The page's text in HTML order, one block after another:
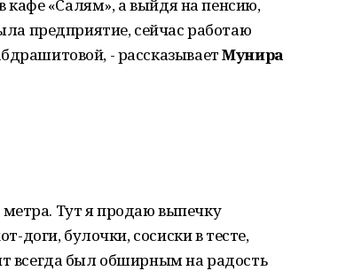
кафе «Салям», а выйдя на пенсию,
предприятие, сейчас работаю
- рассказываетМунира
метра. Тут я продаю выпечку
доги, булочки, сосиски в тесте,
всегда был обширным на радость